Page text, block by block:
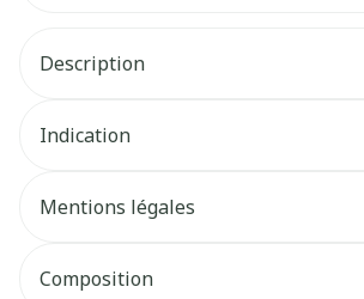
Description
Indication
Mentions légales
Composition